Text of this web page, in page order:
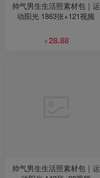
帅气男生生活照素材包｜运
动阳光 1863张+121视频
￥28.88
帅气男生生活照素材包｜运